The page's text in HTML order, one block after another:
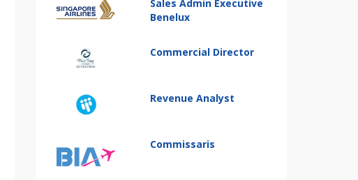
Sales Admin Executive
Benelux
Commercial Director
Revenue Analyst
Commissaris